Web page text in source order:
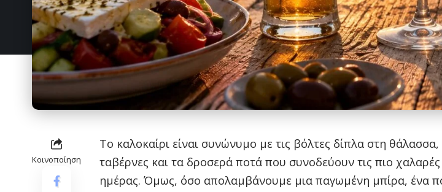
Κοινοποίηση
Το καλοκαίρι είναι συνώνυμο με τις βόλτες δίπλα στη θάλασσα,
ταβέρνες και τα δροσερά ποτά που συνοδεύουν τις πιο χαλαρές
ημέρας. Όμως, όσο απολαμβάνουμε μια παγωμένη μπίρα, ένα